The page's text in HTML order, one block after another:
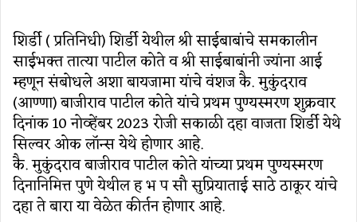
शिर्डी ( प्रतिनिधी) शिर्डी येथील श्री साईबाबांचे समकालीन
साईभक्त तात्या पाटील कोते व श्री साईबाबांनी ज्यांना आई
म्हणून संबोधले अशा बायजामा यांचे वंशज कै. मुकुंदराव
(आण्णा) बाजीराव पाटील कोते यांचे प्रथम पुण्यस्मरण शुक्रवार
दिनांक 10 नोव्हेंबर 2023 रोजी सकाळी दहा वाजता शिर्डी येथे
सिल्वर ओक लॉन्स येथे होणार आहे.
कै. मुकुंदराव बाजीराव पाटील कोते यांच्या प्रथम पुण्यस्मरण
दिनानिमित्त पुणे येथील ह भ प सौ सुप्रियाताई साठे ठाकूर यांचे
दहा ते बारा या वेळेत कीर्तन होणार आहे.